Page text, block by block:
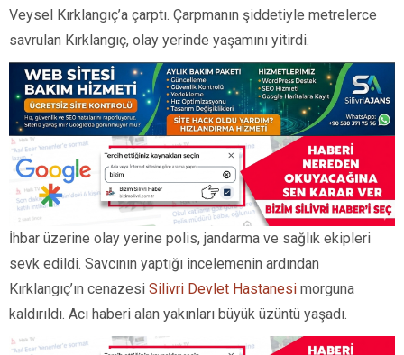
Veysel Kırklangıç’a çarptı. Çarpmanın şiddetiyle metrelerce
savrulan Kırklangıç, olay yerinde yaşamını yitirdi.
İhbar üzerine olay yerine polis, jandarma ve sağlık ekipleri
sevk edildi. Savcının yaptığı incelemenin ardından
Kırklangıç’ın cenazesi Silivri Devlet Hastanesi morguna
kaldırıldı. Acı haberi alan yakınları büyük üzüntü yaşadı.